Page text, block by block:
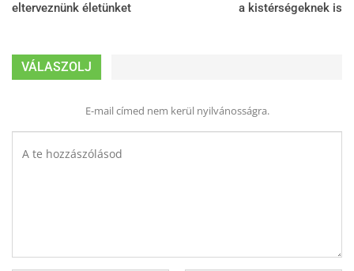
elterveznünk életünket
a kistérségeknek is
VÁLASZOLJ
E-mail címed nem kerül nyilvánosságra.